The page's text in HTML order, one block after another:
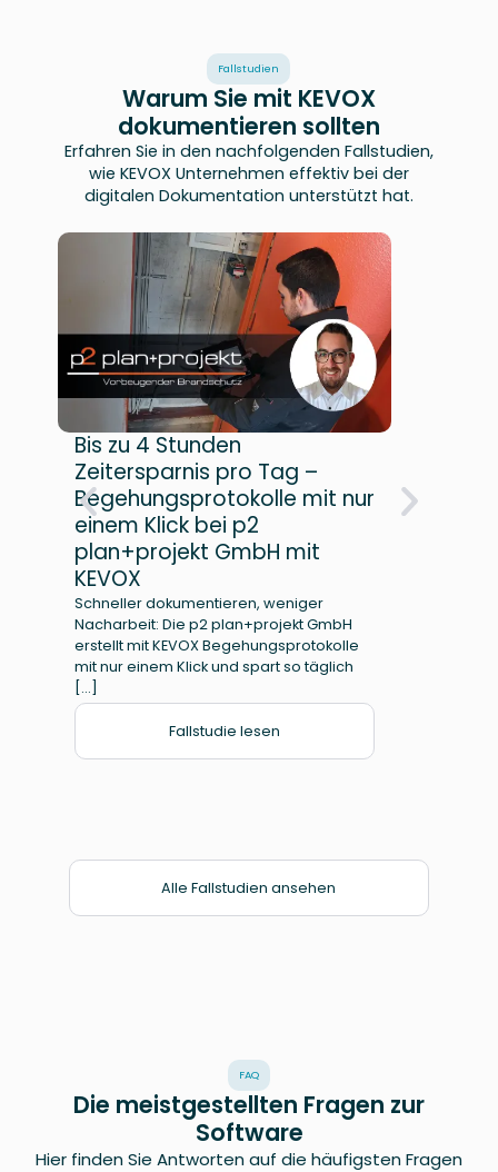
Fallstudien
Warum Sie mit KEVOX
dokumentieren sollten
Erfahren Sie in den nachfolgenden Fallstudien,
wie KEVOX Unternehmen effektiv bei der
digitalen Dokumentation unterstützt hat.
Bis zu 4 Stunden
Zeitersparnis pro Tag –
Begehungsprotokolle mit nur
einem Klick bei p2
plan+projekt GmbH mit
KEVOX
Schneller dokumentieren, weniger
Nacharbeit: Die p2 plan+projekt GmbH
erstellt mit KEVOX Begehungsprotokolle
mit nur einem Klick und spart so täglich
[…]
Fallstudie lesen
Alle Fallstudien ansehen
FAQ
Die meistgestellten Fragen zur
Software
Hier finden Sie Antworten auf die häufigsten Fragen